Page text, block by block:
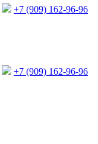
+7 (909) 162-96-96
+7 (909) 162-96-96